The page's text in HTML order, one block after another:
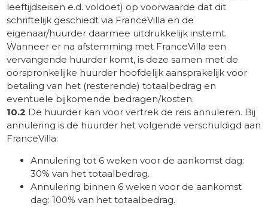
leeftijdseisen e.d. voldoet) op voorwaarde dat dit
schriftelijk geschiedt via FranceVilla en de
eigenaar/huurder daarmee uitdrukkelijk instemt.
Wanneer er na afstemming met FranceVilla een
vervangende huurder komt, is deze samen met de
oorspronkelijke huurder hoofdelijk aansprakelijk voor
betaling van het (resterende) totaalbedrag en
eventuele bijkomende bedragen/kosten.
10.2 De huurder kan voor vertrek de reis annuleren. Bij
annulering is de huurder het volgende verschuldigd aan
FranceVilla:
Annulering tot 6 weken voor de aankomst dag:
30% van het totaalbedrag.
Annulering binnen 6 weken voor de aankomst
dag: 100% van het totaalbedrag.